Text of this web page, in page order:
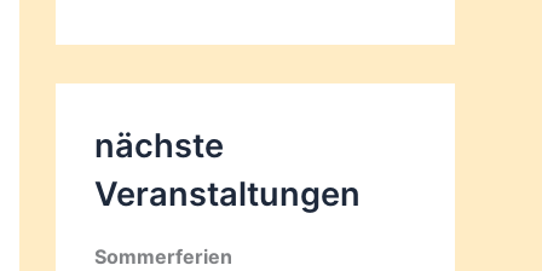
nächste
Veranstaltungen
Sommerferien